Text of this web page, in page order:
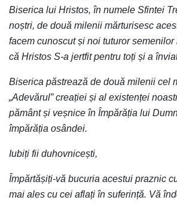
Biserica lui Hristos, în numele Sfintei
noștri, de două milenii mărturisesc
facem cunoscut și noi tuturor
că Hristos S-a jertfit pentru toți și a
Biserica păstrează de două milenii cel
„Adevărul” creației și al existenței
pământ și veșnice în Împărăția lui
împărăția osândei.
Iubiți fii duhovnicești,
Împărtășiți-vă bucuria acestui praznic
mai ales cu cei aflați în suferință. Vă